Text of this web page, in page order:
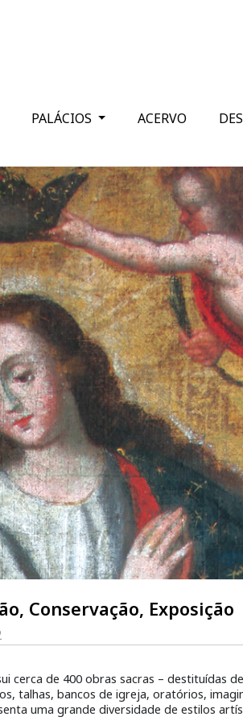
PALÁCIOS ACERVO
Conservação, Exposição
cerca de 400 obras sacras – destituídas
talhas, bancos de igreja, oratórios,
uma grande diversidade de estilos